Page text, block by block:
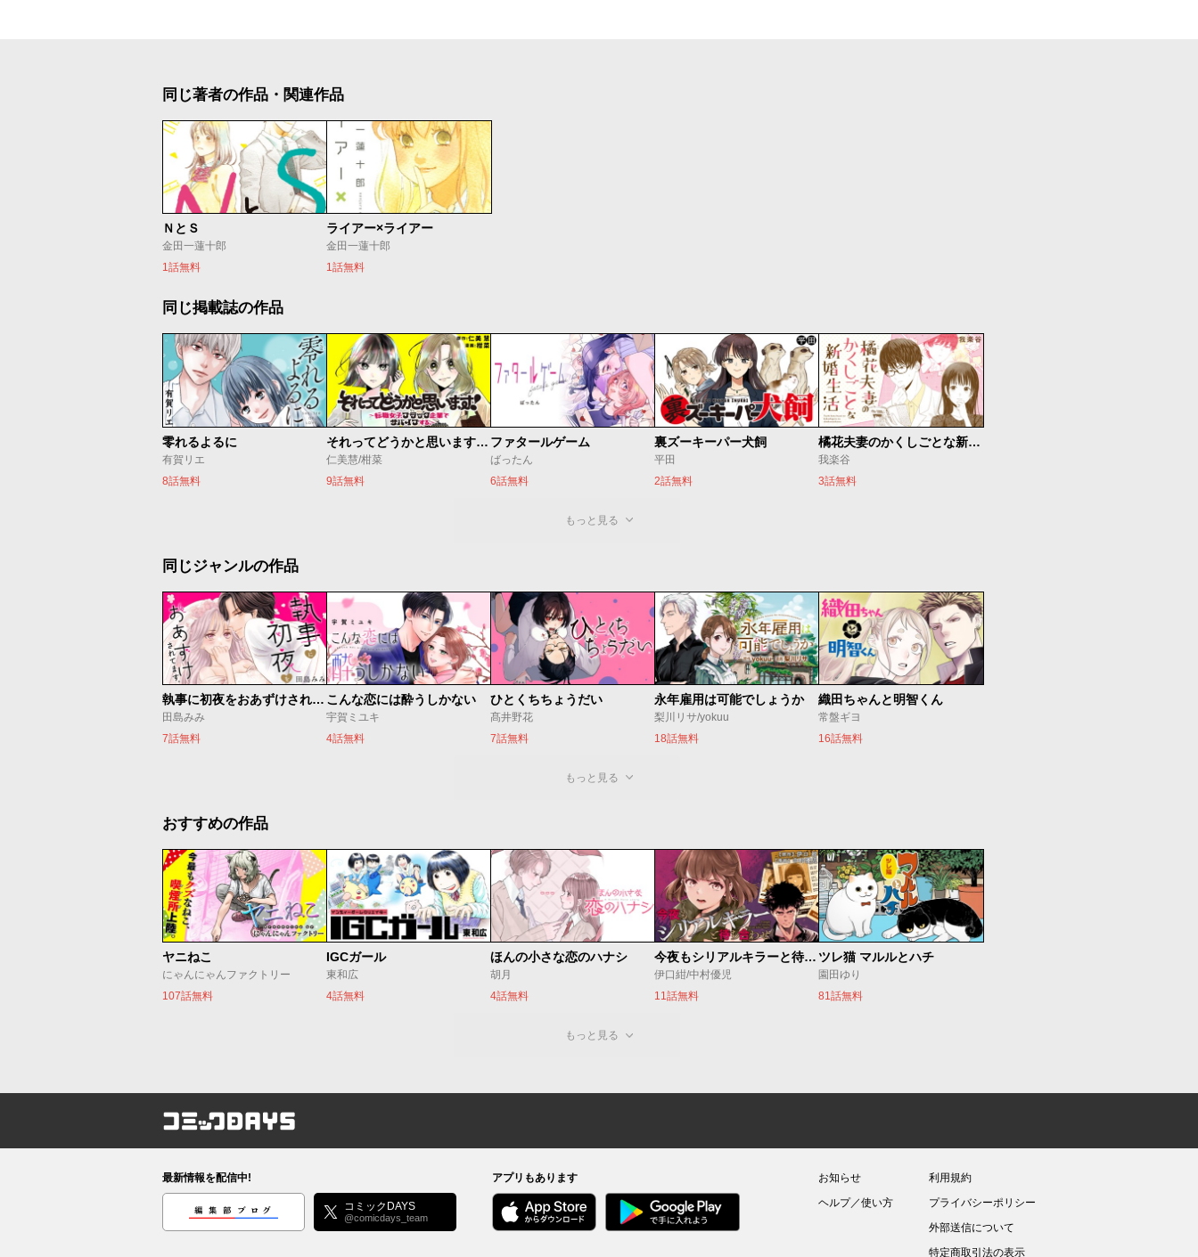
同じ著者の作品・関連作品
ＮとＳ
金田一蓮十郎
1話無料
ライアー×ライアー
金田一蓮十郎
1話無料
同じ掲載誌の作品
零れるよるに
有賀リエ
8話無料
それってどうかと思います！～転職女子、ブラック企業でサバイブする。～
仁美慧/柑菜
9話無料
ファタールゲーム
ばったん
6話無料
裏ズーキーパー犬飼
平田
2話無料
橘花夫妻のかくしごとな新婚生活
我楽谷
3話無料
もっと見る
同じジャンルの作品
執事に初夜をおあずけされてます。
田島みみ
7話無料
こんな恋には酔うしかない
宇賀ミユキ
4話無料
ひとくちちょうだい
髙井野花
7話無料
永年雇用は可能でしょうか
梨川リサ/yokuu
18話無料
織田ちゃんと明智くん
常盤ギヨ
16話無料
もっと見る
おすすめの作品
ヤニねこ
にゃんにゃんファクトリー
107話無料
IGCガール
東和広
4話無料
ほんの小さな恋のハナシ
胡月
4話無料
今夜もシリアルキラーと待ち合わせ
伊口紺/中村優児
11話無料
ツレ猫 マルルとハチ
園田ゆり
81話無料
もっと見る
コミックDAYS
最新情報を配信中!
編集部ブログ コミックDAYS
@comicdays_team
アプリもあります
お知らせ
ヘルプ／使い方
利用規約
プライバシーポリシー
外部送信について
特定商取引法の表示